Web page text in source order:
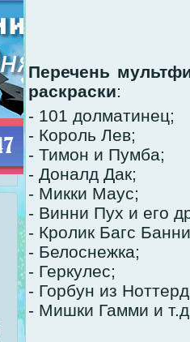
Перечень
раскраски:
- 101 долматинец;
- Король Лев;
- Тимон и Пумба;
- Доналд Дак;
- Микки Маус;
- Винни Пух и его
- Кролик Багс
- Белоснежка;
- Геркулес;
- Горбун из
- Мишки Гамми и